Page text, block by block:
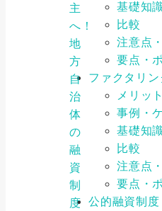
主
へ！
地
方
自
治
体
の
融
資
制
度
基礎知
比較
注意点
要点・
ファクタリン
メリッ
事例・
基礎知
比較
注意点
要点・
公的融資制度